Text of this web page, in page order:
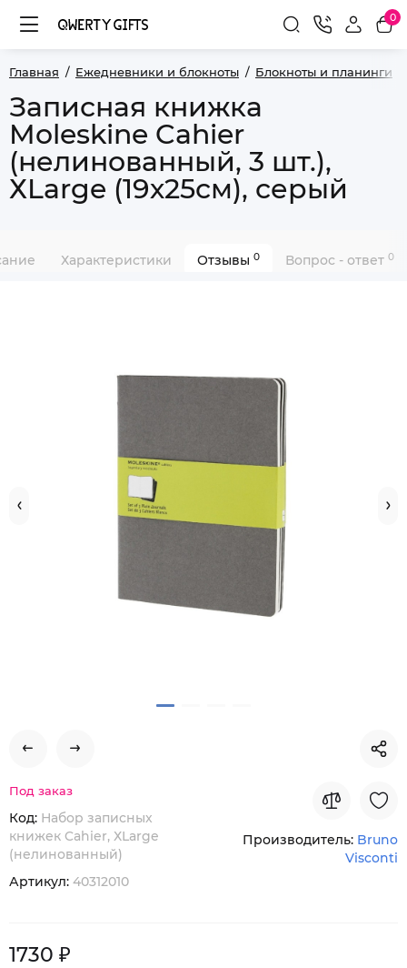
0
Главная Ежедневники и блокноты Блокноты и планинги
Записная книжка
Moleskine Cahier
(нелинованный, 3 шт.),
ХLarge (19х25см), серый
Характеристики Отзывы 0 Вопрос - ответ 0
Под заказ
Код: Набор записных
книжек Cahier, ХLarge
(нелинованный)
Артикул: 40312010
Производитель: Bruno
Visconti
1730 ₽